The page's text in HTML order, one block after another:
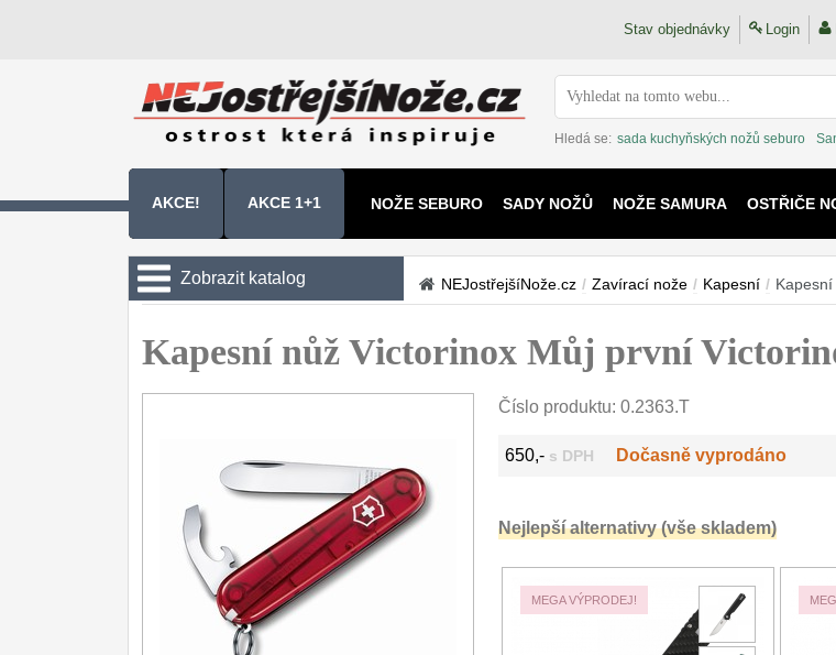
Stav objednávky Login
Hledá se: sada kuchyňských nožů seburo
AKCE! AKCE 1+1 NOŽE SEBURO SADY NOŽŮ NOŽE SAMURA OSTŘIČE
Zobrazit katalog
Zavírací nože
Turistické
Speciální 4
Nože s pevnou čepelí
Speciální nože
NEJostřejšíNože.cz / Zavírací nože / Kapesní /
Kapesní nůž Victorinox Můj první
Číslo produktu: 0.2363.T
650,- s DPH Dočasně vyprodáno
Nejlepší alternativy (vše skladem)
MEGA VÝPRODEJ!